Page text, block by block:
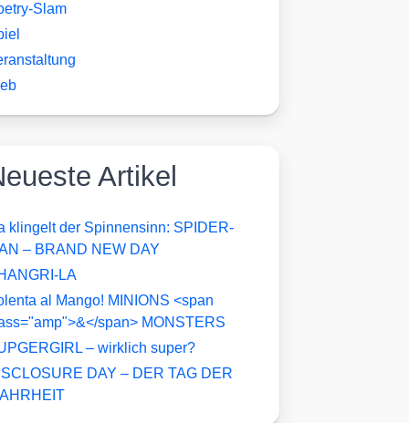
Slam
Artikel
klingelt der Spinnensinn: SPIDER-
– BRAND NEW DAY
LA
al Mango! MINIONS <span
span> MONSTERS
– wirklich super?
DAY – DER TAG DER